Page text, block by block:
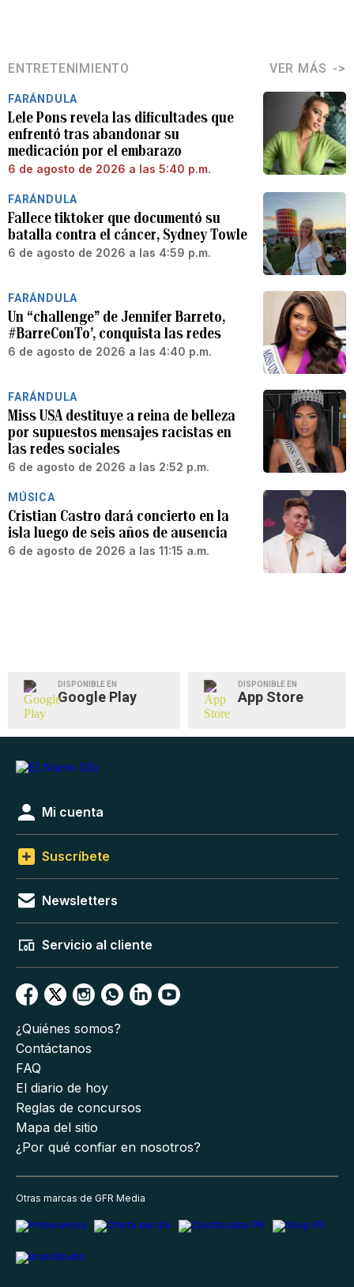
ENTRETENIMIENTO VER MÁS
FARÁNDULA
Lele Pons revela las dificultades que
enfrentó tras abandonar su
medicación por el embarazo
6 de agosto de 2026 a las 5:40 p.m.
FARÁNDULA
Fallece tiktoker que documentó su
batalla contra el cáncer, Sydney Towle
6 de agosto de 2026 a las 4:59 p.m.
FARÁNDULA
Un “challenge” de Jennifer Barreto,
#BarreConTo’, conquista las redes
6 de agosto de 2026 a las 4:40 p.m.
FARÁNDULA
Miss USA destituye a reina de belleza
por supuestos mensajes racistas en
las redes sociales
6 de agosto de 2026 a las 2:52 p.m.
MÚSICA
Cristian Castro dará concierto en la
isla luego de seis años de ausencia
6 de agosto de 2026 a las 11:15 a.m.
DISPONIBLE EN
Google Play
DISPONIBLE EN
App Store
Mi cuenta
Suscríbete
Newsletters
Servicio al cliente
¿Quiénes somos?
Contáctanos
FAQ
El diario de hoy
Reglas de concursos
Mapa del sitio
¿Por qué confiar en nosotros?
Otras marcas de GFR Media